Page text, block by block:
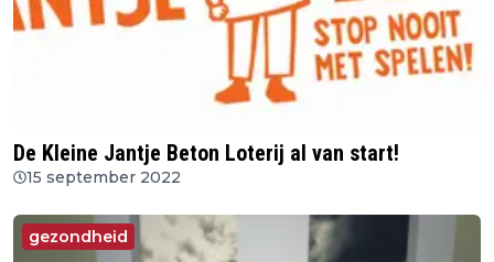
De Kleine Jantje Beton Loterij al van start!
15 september 2022
gezondheid